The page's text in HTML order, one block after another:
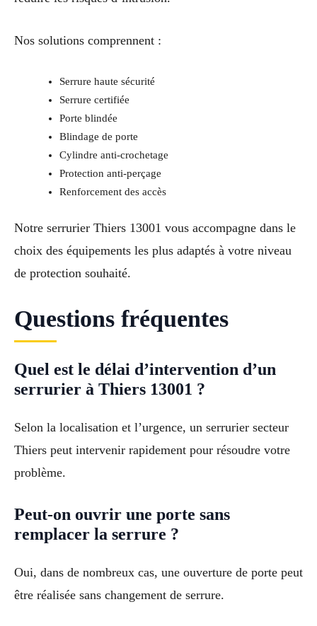
Nos solutions comprennent :
Serrure haute sécurité
Serrure certifiée
Porte blindée
Blindage de porte
Cylindre anti-crochetage
Protection anti-perçage
Renforcement des accès
Notre serrurier Thiers 13001 vous accompagne dans le
choix des équipements les plus adaptés à votre niveau
de protection souhaité.
Questions fréquentes
Quel est le délai d’intervention d’un
serrurier à Thiers 13001 ?
Selon la localisation et l’urgence, un serrurier secteur
Thiers peut intervenir rapidement pour résoudre votre
problème.
Peut-on ouvrir une porte sans
remplacer la serrure ?
Oui, dans de nombreux cas, une ouverture de porte peut
être réalisée sans changement de serrure.